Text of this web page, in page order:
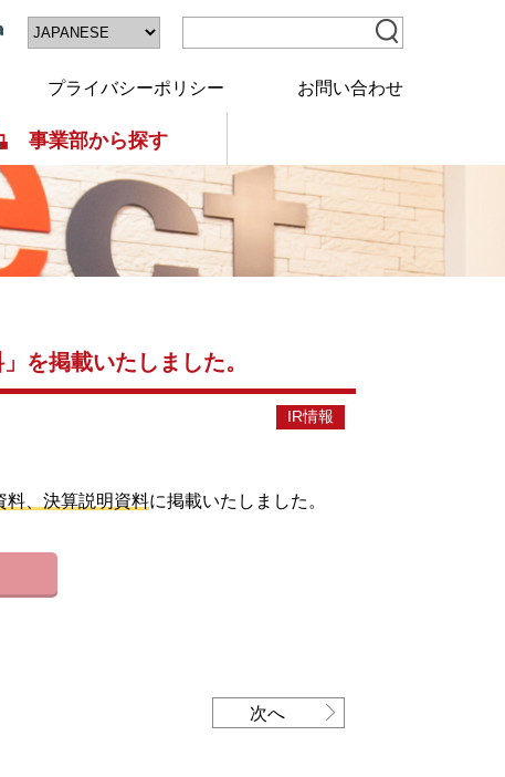
プライバシーポリシー お問い合わせ
事業部から探す
を掲載いたしました。
IR情報
、決算説明資料に掲載いたしました。
次へ